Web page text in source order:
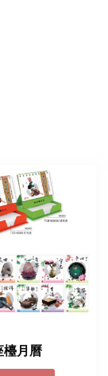
檯月曆